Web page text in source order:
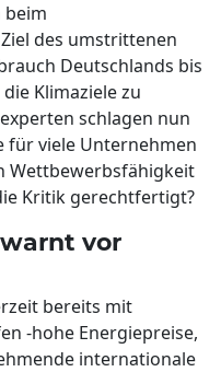
beim
des umstrittenen
Deutschlands bis
Klimaziele zu
schlagen nun
für viele Unternehmen
Wettbewerbsfähigkeit
Kritik gerechtfertigt?
vor
bereits mit
-hohe Energiepreise,
internationale